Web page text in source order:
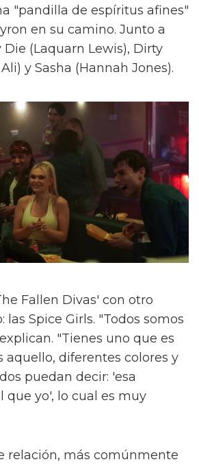
"pandilla de espíritus afines"
en su camino. Junto a
Die (Laquarn Lewis), Dirty
y Sasha (Hannah Jones).
Fallen Divas' con otro
Spice Girls. "Todos somos
"Tienes uno que es
aquello, diferentes colores y
puedan decir: 'esa
que yo', lo cual es muy
relación, más comúnmente